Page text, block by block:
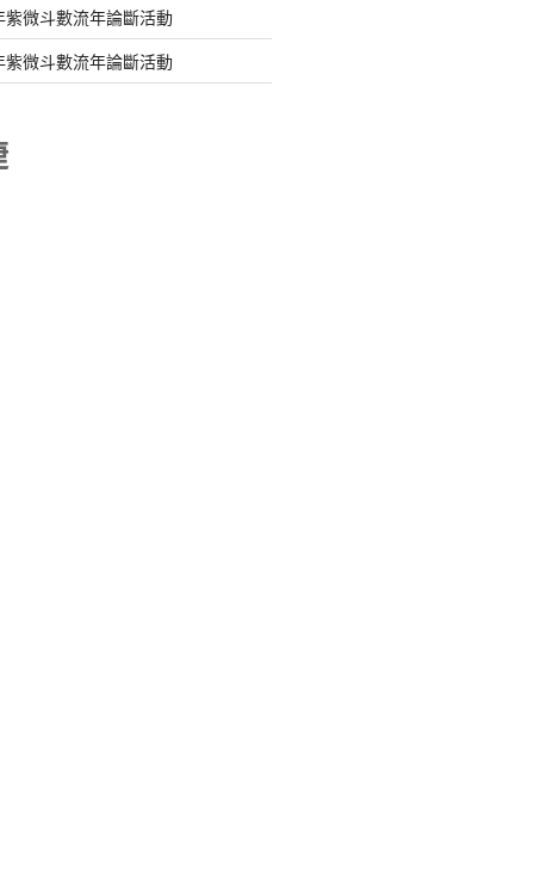
微斗數流年論斷活動
微斗數流年論斷活動